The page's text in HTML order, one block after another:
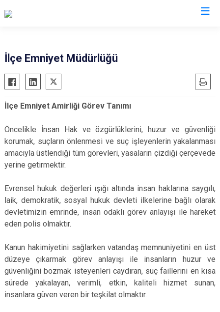
Bismil
Çermik
Çınar
Çüngüş
Dicle
Eğil
Ergani
Hani
Hazro
Lice
Bağlar
Kayapınar
Sur
İlçe Emniyet Müdürlüğü
İlçe Emniyet Amirliği Görev Tanımı
Öncelikle İnsan Hak ve özgürlüklerini, huzur ve güvenliği
korumak, suçların önlenmesi ve suç işleyenlerin yakalanması
amacıyla üstlendiği tüm görevleri, yasaların çizdiği çerçevede
yerine getirmektir.
Evrensel hukuk değerleri ışığı altında insan haklarına saygılı,
laik, demokratik, sosyal hukuk devleti ilkelerine bağlı olarak
devletimizin emrinde, insan odaklı görev anlayışı ile hareket
eden polis olmaktır.
Kanun hakimiyetini sağlarken vatandaş memnuniyetini en üst
düzeye çıkarmak görev anlayışı ile insanların huzur ve
güvenliğini bozmak isteyenleri caydıran, suç faillerini en kısa
sürede yakalayan, verimli, etkin, kaliteli hizmet sunan,
insanlara güven veren bir teşkilat olmaktır.